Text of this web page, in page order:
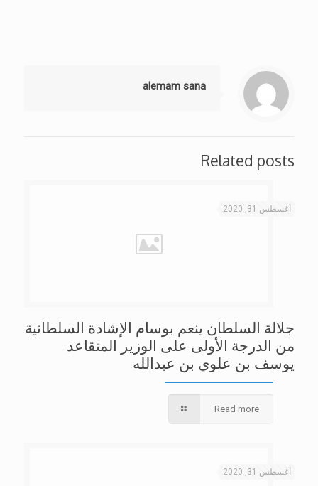
alemam sana
Related posts
أغسطس 31, 2020
جلالة السلطان ينعم بوسام الإشادة السلطانية
من الدرجة الأولى على الوزير المتقاعد
يوسف بن علوي بن عبدالله
Read more
أغسطس 31, 2020